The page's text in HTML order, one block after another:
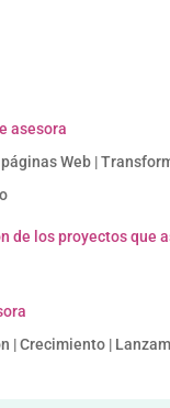
asesora
Web |
de los proyectos que
| Crecimiento |